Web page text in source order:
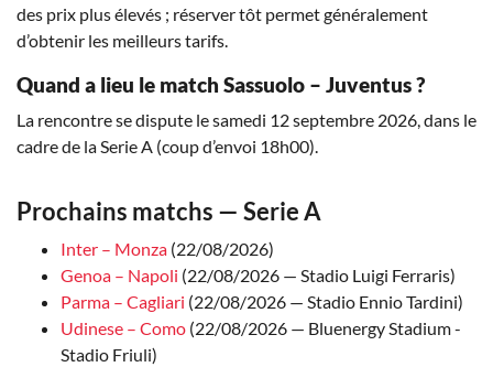
des prix plus élevés ; réserver tôt permet généralement
d’obtenir les meilleurs tarifs.
Quand a lieu le match Sassuolo – Juventus ?
La rencontre se dispute le samedi 12 septembre 2026, dans le
cadre de la Serie A (coup d’envoi 18h00).
Prochains matchs — Serie A
Inter – Monza (22/08/2026)
Genoa – Napoli (22/08/2026 — Stadio Luigi Ferraris)
Parma – Cagliari (22/08/2026 — Stadio Ennio Tardini)
Udinese – Como (22/08/2026 — Bluenergy Stadium -
Stadio Friuli)